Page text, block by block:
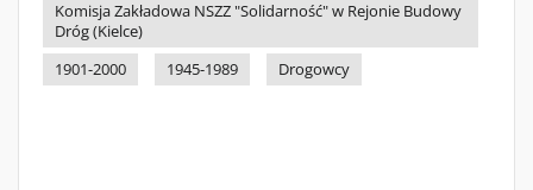
Komisja Zakładowa NSZZ "Solidarność" w Rejonie Budowy
Dróg (Kielce)
1901-2000
1945-1989 Drogowcy